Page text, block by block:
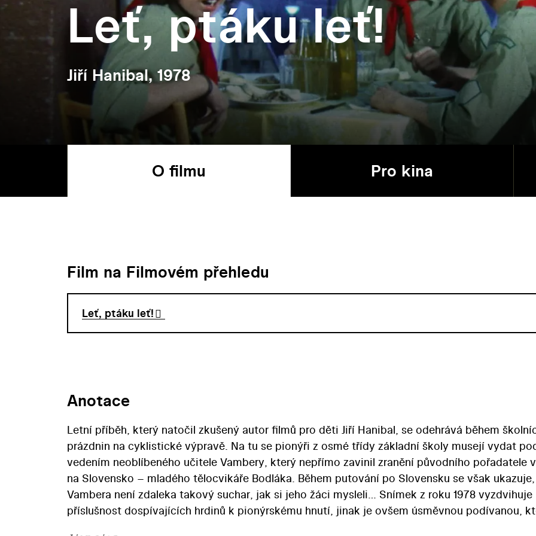
Leť, ptáku leť!
Jiří Hanibal, 1978
O filmu Pro kina
Film na Filmovém přehledu
Leť, ptáku leť!
Anotace
Letní příběh, který natočil zkušený autor filmů pro děti Jiří Hanibal, se odehrává během
prázdnin na cyklistické výpravě. Na tu se pionýři z osmé třídy základní školy musejí vydat
vedením neoblíbeného učitele Vambery, který nepřímo zavinil zranění původního pořadatele
na Slovensko – mladého tělocvikáře Bodláka. Během putování po Slovensku se však
Vambera není zdaleka takový suchar, jak si jeho žáci mysleli… Snímek z roku 1978 vyzdvihuje
příslušnost dospívajících hrdinů k pionýrskému hnutí, jinak je ovšem úsměvnou podívanou,